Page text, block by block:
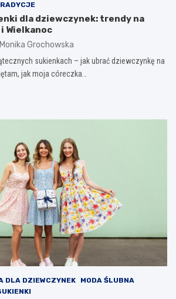
dla dziewczynek: trendy na
Wielkanoc
Monika Grochowska
sukienkach – jak ubrać dziewczynkę na
jak moja córeczka…
DLA DZIEWCZYNEK
MODA ŚLUBNA